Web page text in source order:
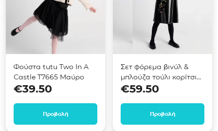
Φούστα tutu Two In A
Castle T7665 Μαύρο
€39.50
Προβολή
Σετ φόρεμα βινύλ &
μπλούζα τούλι κορίτσι
Two in a Castle T7676
€59.50
Προβολή